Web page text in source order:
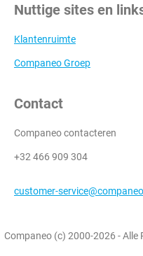
Nuttige sites en
Klantenruimte
Companeo Groep
Contact
Companeo contacteren
+32 466 909 304
customer-
Companeo (c) 2000-2026 - Alle